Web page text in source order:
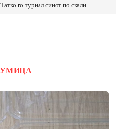
го турнал синот по скали